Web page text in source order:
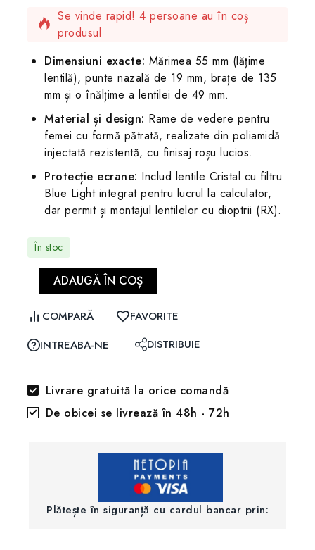
Se vinde rapid! 4 persoane au în coș
produsul
Dimensiuni exacte: Mărimea 55 mm (lățime
lentilă), punte nazală de 19 mm, brațe de 135
mm și o înălțime a lentilei de 49 mm.
Material și design: Rame de vedere pentru
femei cu formă pătrată, realizate din poliamidă
injectată rezistentă, cu finisaj roșu lucios.
Protecție ecrane: Includ lentile Cristal cu filtru
Blue Light integrat pentru lucrul la calculator,
dar permit și montajul lentilelor cu dioptrii (RX).
În stoc
ADAUGĂ ÎN COȘ
COMPARĂ
FAVORITE
INTREABA-NE
DISTRIBUIE
Livrare gratuită la orice comandă
De obicei se livrează în 48h - 72h
Plătește în siguranță cu cardul bancar prin: